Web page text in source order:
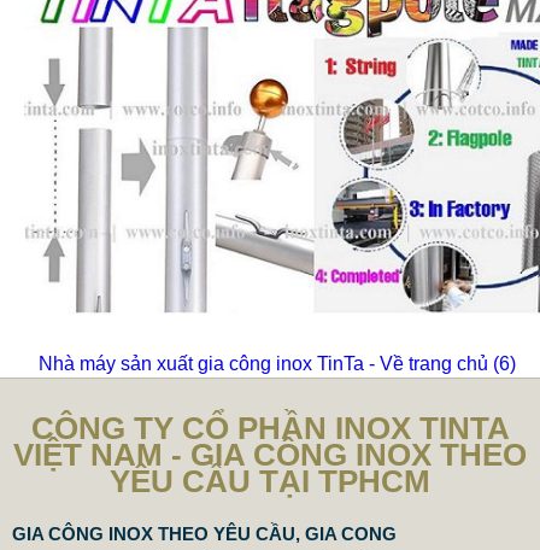
Nhà máy sản xuất gia công inox TinTa - Về trang chủ (6)
CÔNG TY CỔ PHẦN INOX TINTA
VIỆT NAM - GIA CÔNG INOX THEO
YÊU CẦU TẠI TPHCM
GIA CÔNG INOX THEO YÊU CẦU, GIA CONG